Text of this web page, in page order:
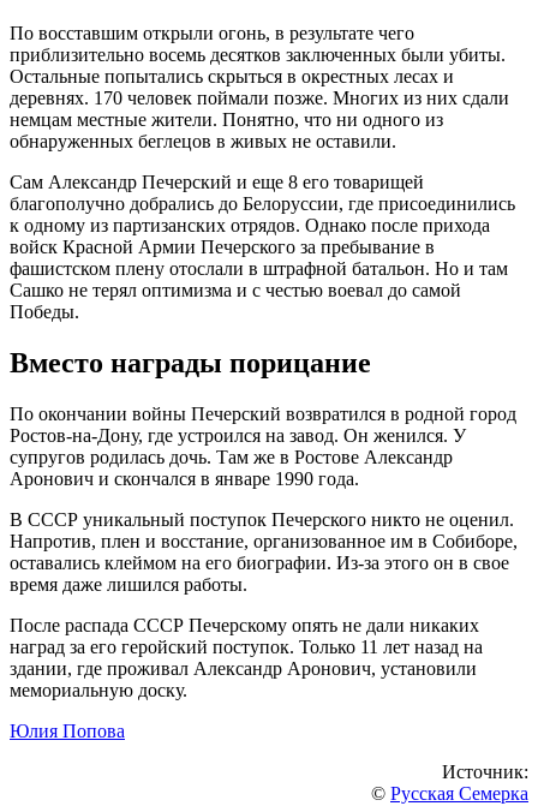
По восставшим открыли огонь, в результате чего
приблизительно восемь десятков заключенных были убиты.
Остальные попытались скрыться в окрестных лесах и
деревнях. 170 человек поймали позже. Многих из них сдали
немцам местные жители. Понятно, что ни одного из
обнаруженных беглецов в живых не оставили.
Сам Александр Печерский и еще 8 его товарищей
благополучно добрались до Белоруссии, где присоединились
к одному из партизанских отрядов. Однако после прихода
войск Красной Армии Печерского за пребывание в
фашистском плену отослали в штрафной батальон. Но и там
Сашко не терял оптимизма и с честью воевал до самой
Победы.
Вместо награды порицание
По окончании войны Печерский возвратился в родной город
Ростов-на-Дону, где устроился на завод. Он женился. У
супругов родилась дочь. Там же в Ростове Александр
Аронович и скончался в январе 1990 года.
В СССР уникальный поступок Печерского никто не оценил.
Напротив, плен и восстание, организованное им в Собиборе,
оставались клеймом на его биографии. Из-за этого он в свое
время даже лишился работы.
После распада СССР Печерскому опять не дали никаких
наград за его геройский поступок. Только 11 лет назад на
здании, где проживал Александр Аронович, установили
мемориальную доску.
Юлия Попова
Источник:
© Русская Семерка